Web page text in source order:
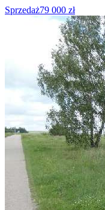
Sprzedaż79 000 zł